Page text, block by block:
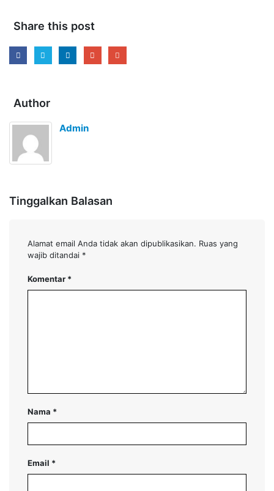
Share this post
Author
Admin
Tinggalkan Balasan
Alamat email Anda tidak akan dipublikasikan. Ruas yang
wajib ditandai *
Komentar *
Nama *
Email *